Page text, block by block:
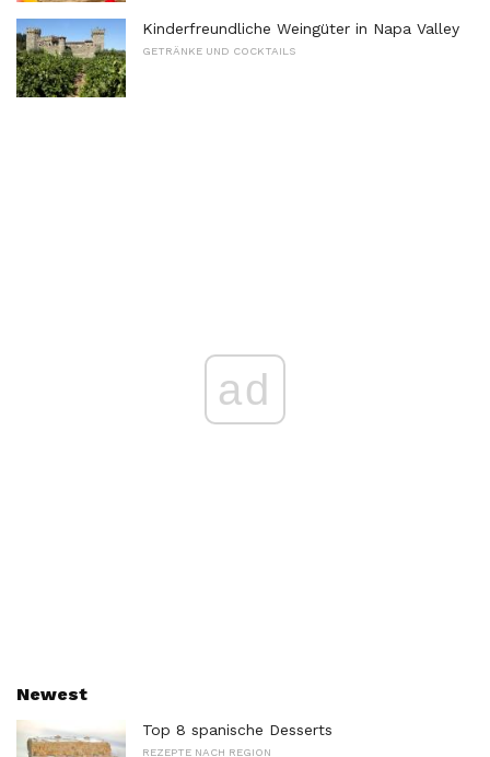
Kinderfreundliche Weingüter in Napa Valley
GETRÄNKE UND COCKTAILS
ad
Newest
Top 8 spanische Desserts
REZEPTE NACH REGION